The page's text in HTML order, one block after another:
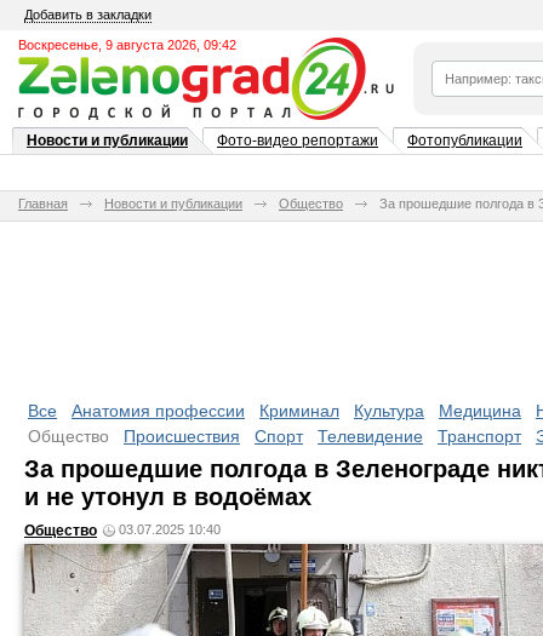
Добавить в закладки
Воскресенье, 9 августа 2026, 09:42
Новости и публикации Фото-видео репортажи Фотопубликации
Главная Новости и публикации Общество За прошедшие полгода в
Все Анатомия профессии Криминал Культура Медицина
Общество
Происшествия Спорт Телевидение Транспорт
За прошедшие полгода в Зеленограде
и не утонул в водоёмах
Общество 03.07.2025 10:40